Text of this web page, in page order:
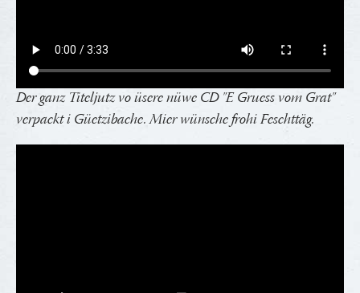
Der ganz Titeljutz vo üsere nüwe CD "E Gruess vom Grat"
verpackt i Güetzibache. Mier wünsche frohi Feschttäg.